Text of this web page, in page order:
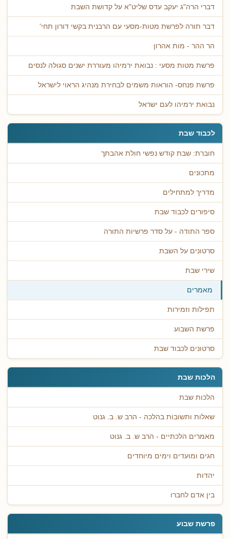
דברי הרה"ג יעקב עדס שליט"א על קדושת השבת
דבר תורה לפרשת מטות-מסעי עם הרבנית בקשי דורון תחי'
הר ההר - מות אהרון
פרשת מטות מסעי : נבואת ירמיהו מעוררת ישנים סגולה לנסים
פרשת פנחס- הוראות משמים לבחירת מנהיג הראוי לישראל
נבואת ירמיהו לעם ישראל
לכבוד שבת
חוברת: שבת קודש נפשי חולת אהבתך
מתכונים
מדריך למתחילים
סיפורים לכבוד שבת
ספר התודה - על סדר פרשיות התורה
סרטונים על השבת
שירי שבת
מאמרים
תפילות וזמירות
פרשת השבוע
סרטונים לכבוד שבת
הלכות שבת
הלכות שבת
שאלות ותשובות בהלכה - הרב ש. ב. גנוט
מאמרים הלכתיים - הרב ש. ב. גנוט
חגים ומועדים וימים מיוחדים
יהדות
בין אדם לחברו
פרשת שבוע